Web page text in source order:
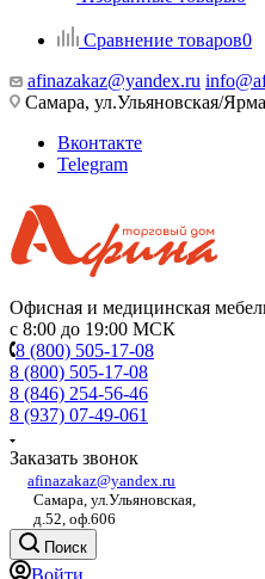
Сравнение товаров0
afinazakaz@yandex.ru
Самара, ул.Ульяновская/
Вконтакте
Telegram
Офисная и медицинская
с 8:00 до 19:00 МСК
8 (800) 505-17-08
8 (800) 505-17-08
8 (846) 254-56-46
8 (937) 07-49-061
Заказать звонок
afinazakaz@yandex.ru
Самара, ул.Ульяновская,
д.52, оф.606
Поиск
Войти